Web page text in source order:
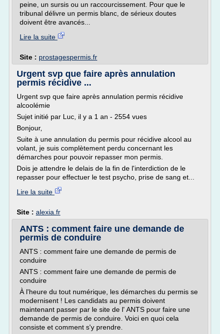
peine, un sursis ou un raccourcissement. Pour que le
tribunal délivre un permis blanc, de sérieux doutes
doivent être avancés...
Lire la suite
Site : prostagespermis.fr
Urgent svp que faire après annulation
permis récidive ...
Urgent svp que faire après annulation permis récidive
alcoolémie
Sujet initié par Luc, il y a 1 an - 2554 vues
Bonjour,
Suite à une annulation du permis pour récidive alcool au
volant, je suis complètement perdu concernant les
démarches pour pouvoir repasser mon permis.
Dois je attendre le delais de la fin de l'interdiction de le
repasser pour effectuer le test psycho, prise de sang et...
Lire la suite
Site : alexia.fr
ANTS : comment faire une demande de
permis de conduire
ANTS : comment faire une demande de permis de
conduire
ANTS : comment faire une demande de permis de
conduire
À l'heure du tout numérique, les démarches du permis se
modernisent ! Les candidats au permis doivent
maintenant passer par le site de l' ANTS pour faire une
demande de permis de conduire. Voici en quoi cela
consiste et comment s'y prendre.